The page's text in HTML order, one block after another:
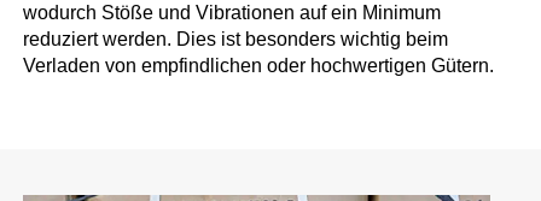
wodurch Stöße und Vibrationen auf ein Minimum
reduziert werden. Dies ist besonders wichtig beim
Verladen von empfindlichen oder hochwertigen Gütern.